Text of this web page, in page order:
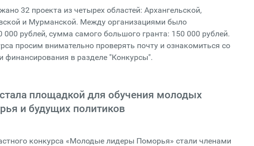
32 проекта из четырех областей: Архангельской,
и Мурманской. Между организациями было
000 рублей, сумма самого большого гранта: 150 000 рублей.
просим внимательно проверять почту и ознакомиться со
финансирования в разделе "Конкурсы".
площадкой для обучения молодых
и будущих политиков
конкурса «Молодые лидеры Поморья» стали членами